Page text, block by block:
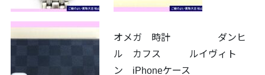
オメガ 時計 ダンヒ
ル カフス ルイヴィト
ン iPhoneケース